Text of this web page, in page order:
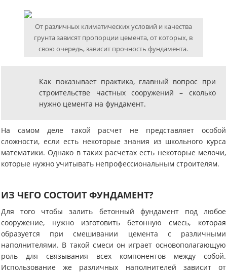
От различных климатических условий и качества
грунта зависят пропорции цемента, от которых, в
свою очередь, зависит прочность фундамента.
Как показывает практика, главный вопрос при
строительстве частных сооружений – сколько
нужно цемента на фундамент.
На самом деле такой расчет не представляет особой
сложности, если есть некоторые знания из школьного курса
математики. Однако в таких расчетах есть некоторые мелочи,
которые нужно учитывать непрофессиональным строителям.
ИЗ ЧЕГО СОСТОИТ ФУНДАМЕНТ?
Для того чтобы залить бетонный фундамент под любое
сооружение, нужно изготовить бетонную смесь, которая
образуется при смешивании цемента с различными
наполнителями. В такой смеси он играет основополагающую
роль для связывания всех компонентов между собой.
Использование же различных наполнителей зависит от